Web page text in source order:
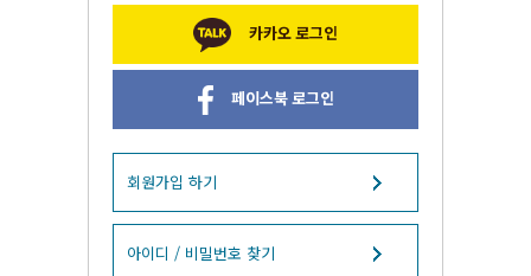
카카오 로그인
페이스북 로그인
회원가입 하기
아이디 / 비밀번호 찾기
BIM 건축설계 및 실내건축설계(캐드(CAD),맥스(MAX),레빗(REVIT))실무자 양성과정
React, Veu 프레임워크 기반 프론트엔드 개발 양성 지원
반응형/웹퍼블리셔/프론트엔드 웹개발자(웹디자인)
자바(Java)기반 JSP/스프링 웹개발자(정보처리산업기사)(과정평가형)
디지털컨버전스 자바(JAVA)개발자(전자정부 프레임워크/SPRING)
전산세무회계 자격취득과정[전산회계1급/전산세무2급/FAT1급/TAT2급]